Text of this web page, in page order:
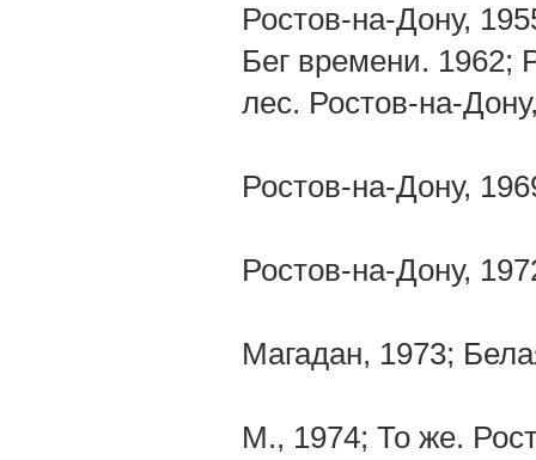
Ростов-на-Дону,
Бег времени. 1962;
лес. Ростов-на-
Ростов-на-Дону,
Ростов-на-Дону,
Магадан, 1973;
М., 1974; То же.